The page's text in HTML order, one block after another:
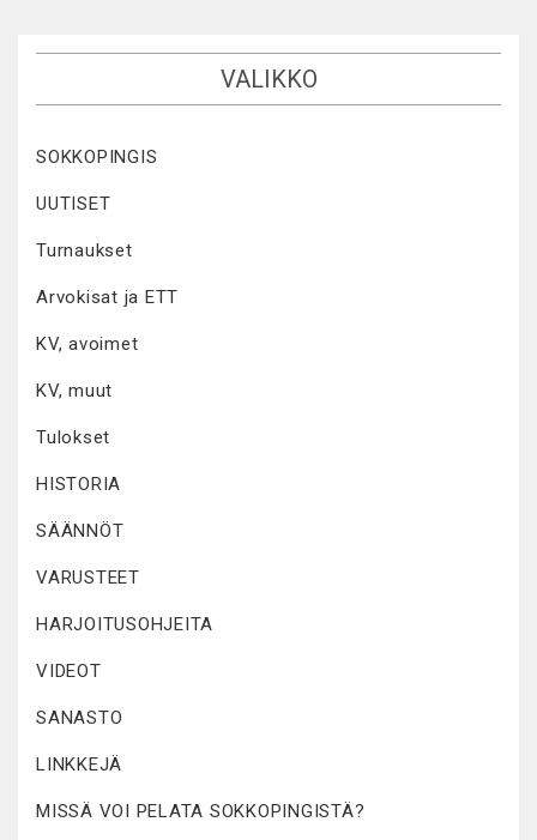
VALIKKO
SOKKOPINGIS
UUTISET
Turnaukset
Arvokisat ja ETT
KV, avoimet
KV, muut
Tulokset
HISTORIA
SÄÄNNÖT
VARUSTEET
HARJOITUSOHJEITA
VIDEOT
SANASTO
LINKKEJÄ
MISSÄ VOI PELATA SOKKOPINGISTÄ?